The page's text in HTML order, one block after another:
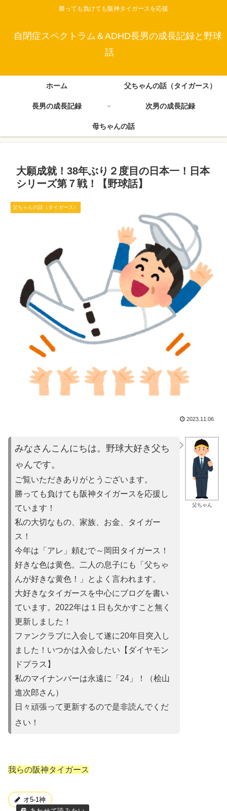
勝っても負けても阪神タイガースを応援
自閉症スペクトラム＆ADHD長男の成長記録と野球
話
ホーム 父ちゃんの話（タイガース）
長男の成長記録 次男の成長記録
母ちゃんの話
大願成就！38年ぶり２度目の日本一！日本
シリーズ第７戦！【野球話】
父ちゃんの話（タイガース）
2023.11.06
父ちゃん
みなさんこんにちは。野球大好き父ち
ゃんです。
ご覧いただきありがとうございます。
勝っても負けても阪神タイガースを応援し
ています！
私の大切なもの、家族、お金、タイガー
ス！
今年は「アレ」頼むで～岡田タイガース！
好きな色は黄色。二人の息子にも「父ちゃ
んが好きな黄色！」とよ く言われます。
大好きなタイガースを中心にブログを書い
ています。2022年は １日も欠かすこと無く
更新しました！
ファンクラブに入会して遂に20年目突入し
ました！いつかは入会 したい【ダイヤモン
ドプラス】
私のマイナンバーは永遠に「24」！（桧山
進次郎さん）
日々頑張って更新するので是非読んでくだ
さい！
我らの阪神タイガース
オ5-1神